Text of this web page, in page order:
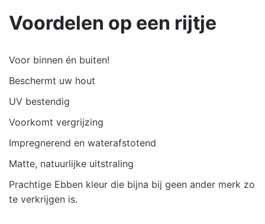
Voordelen op een rijtje
Voor binnen én buiten!
Beschermt uw hout
UV bestendig
Voorkomt vergrijzing
Impregnerend en waterafstotend
Matte, natuurlijke uitstraling
Prachtige Ebben kleur die bijna bij geen ander merk zo
te verkrijgen is.